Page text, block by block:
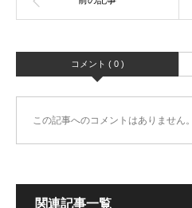
コメント ( 0 )
この記事へのコメントはありません。
関連記事一覧